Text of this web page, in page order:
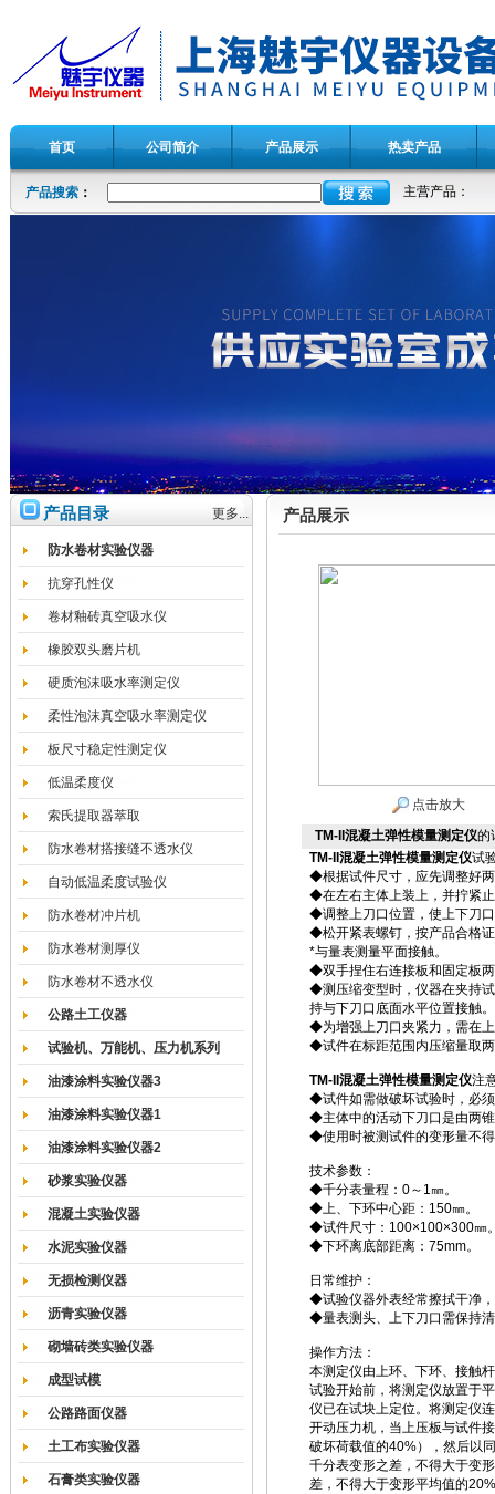
首页 公司简介 产品展示 热卖产品
产品搜索 ： 主营产品：
产品目录 更多...
防水卷材实验仪器
抗穿孔性仪
卷材釉砖真空吸水仪
橡胶双头磨片机
硬质泡沫吸水率测定仪
柔性泡沫真空吸水率测定仪
板尺寸稳定性测定仪
低温柔度仪
索氏提取器萃取
防水卷材搭接缝不透水仪
自动低温柔度试验仪
防水卷材冲片机
防水卷材测厚仪
防水卷材不透水仪
公路土工仪器
试验机、万能机、压力机系列
油漆涂料实验仪器3
油漆涂料实验仪器1
油漆涂料实验仪器2
砂浆实验仪器
混凝土实验仪器
水泥实验仪器
无损检测仪器
沥青实验仪器
砌墙砖类实验仪器
成型试模
公路路面仪器
土工布实验仪器
石膏类实验仪器
产品展示
点击放大
TM-II混凝土弹性模量测定仪的
TM-II 混凝土弹性模量测定仪试
◆根据试件尺寸，应先调整好
◆在左右主体上装上，并拧紧
◆调整上刀口位置，使上下刀
◆松开紧表螺钉，按产品合格
*与量表测量平面接触。
◆双手捏住右连接板和固定板
◆测压缩变型时，仪器在夹持
持与下刀口底面水平位置接触。
◆为增强上刀口夹紧力，需在
◆试件在标距范围内压缩量取
TM-II 混凝土弹性模量测定仪注
◆试件如需做破坏试验时，必
◆主体中的活动下刀口是由两
◆使用时被测试件的变形量不
技术参数：
◆千分表量程：0～1㎜。
◆上、下环中心距：150㎜。
◆试件尺寸：100×100×300㎜
◆下环离底部距离：75mm。
日常维护：
◆试验仪器外表经常擦拭干净
◆量表测头、上下刀口需保持
操作方法：
本测定仪由上环、下环、接触
试验开始前，将测定仪放置于
仪已在试块上定位。将测定仪
开动压力机，当上压板与试件
破坏荷载值的40%），然后以
千分表变形之差，不得大于变
差，不得大于变形平均值的